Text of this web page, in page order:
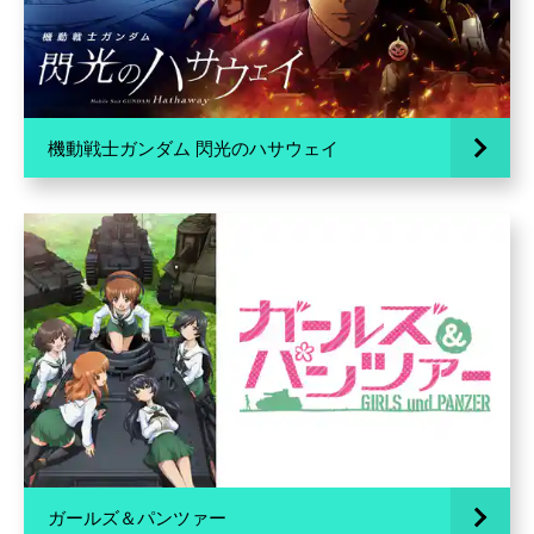
機動戦士ガンダム 閃光のハサウェイ
ガールズ＆パンツァー